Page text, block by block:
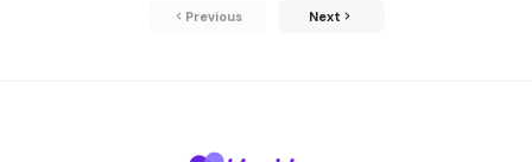
Previous Next